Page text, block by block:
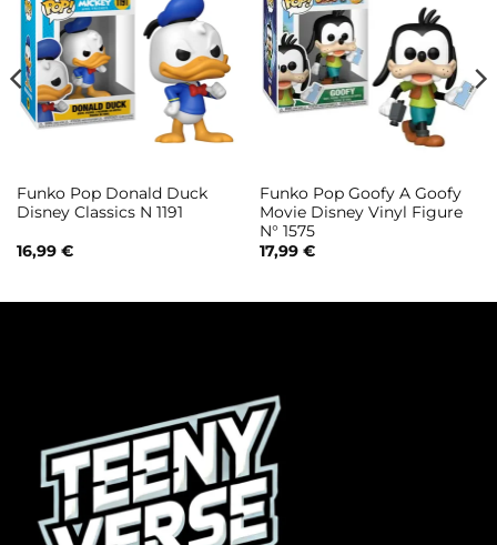
Funko Pop Donald Duck
Disney Classics N 1191
16,99 €
Funko Pop Goofy A Goofy
Movie Disney Vinyl Figure
N° 1575
17,99 €